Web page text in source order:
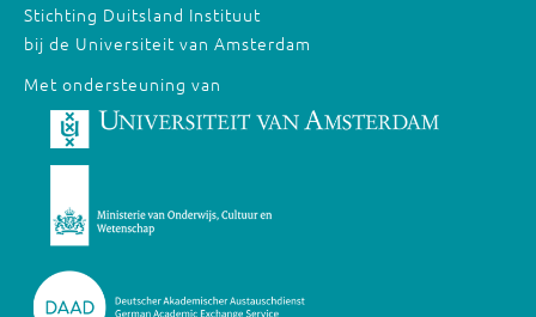
Stichting Duitsland Instituut
bij de Universiteit van Amsterdam
Met ondersteuning van